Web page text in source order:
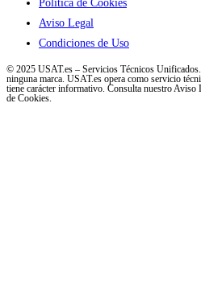
Política de Cookies
Aviso Legal
Condiciones de Uso
© 2025 USAT.es – Servicios Técnicos
ninguna marca. USAT.es opera como servicio
tiene carácter informativo. Consulta nuestro
de Cookies.